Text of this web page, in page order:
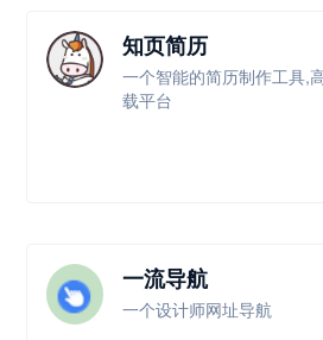
知页简历
一个智能的简历制作工具,
载平台
一流导航
一个设计师网址导航